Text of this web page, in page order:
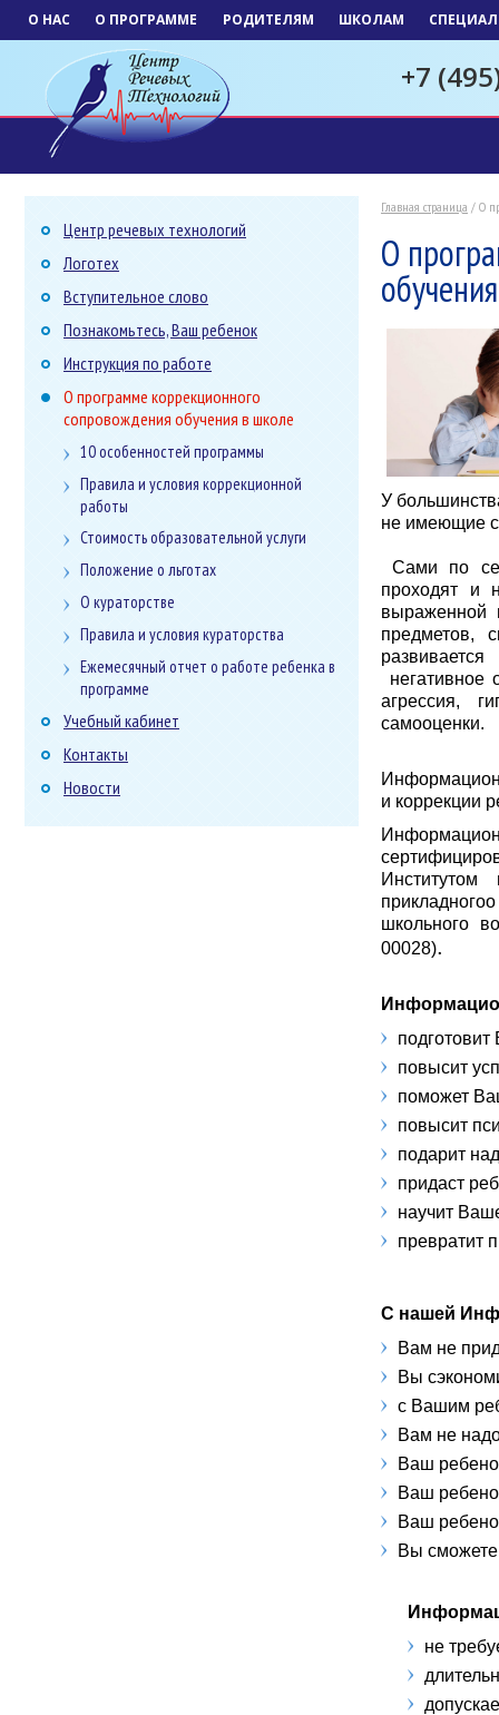
О НАС О ПРОГРАММЕ РОДИТЕЛЯМ ШКОЛАМ
+7
Центр речевых технологий
Логотех
Вступительное слово
Познакомьтесь, Ваш ребенок
Инструкция по работе
О программе коррекционного
сопровождения обучения в школе
10 особенностей программы
Правила и условия коррекционной
работы
Стоимость образовательной услуги
Положение о льготах
О кураторстве
Правила и условия кураторства
Ежемесячный отчет о работе ребенка в
программе
Учебный кабинет
Контакты
Новости
Главная страница / О
О
У
не имеющие
Сами по
проходят и
выраженной
предметов,
агрессия,
самооценки.
и коррекции
Институтом
школьного
00028).
повысит
поможет
повысит
подарит
придаст
научит
превратит
С нашей
Вам не
Вы
с Вашим
Вам не
Ваш
Ваш
Ваш
Вы сможете
не